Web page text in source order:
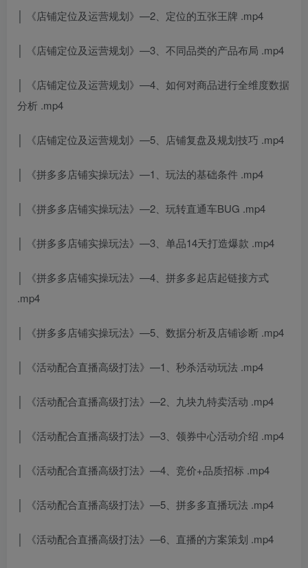
│ 《店铺定位及运营规划》—2、定位的五张王牌 .mp4
│ 《店铺定位及运营规划》—3、不同品类的产品布局 .mp4
│ 《店铺定位及运营规划》—4、如何对商品进行全维度数据
分析 .mp4
│ 《店铺定位及运营规划》—5、店铺复盘及规划技巧 .mp4
│ 《拼多多店铺实操玩法》—1、玩法的基础条件 .mp4
│ 《拼多多店铺实操玩法》—2、玩转直通车BUG .mp4
│ 《拼多多店铺实操玩法》—3、单品14天打造爆款 .mp4
│ 《拼多多店铺实操玩法》—4、拼多多起店起链接方式
.mp4
│ 《拼多多店铺实操玩法》—5、数据分析及店铺诊断 .mp4
│ 《活动配合直播高级打法》—1、秒杀活动玩法 .mp4
│ 《活动配合直播高级打法》—2、九块九特卖活动 .mp4
│ 《活动配合直播高级打法》—3、领券中心活动介绍 .mp4
│ 《活动配合直播高级打法》—4、竞价+品质招标 .mp4
│ 《活动配合直播高级打法》—5、拼多多直播玩法 .mp4
│ 《活动配合直播高级打法》—6、直播的方案策划 .mp4